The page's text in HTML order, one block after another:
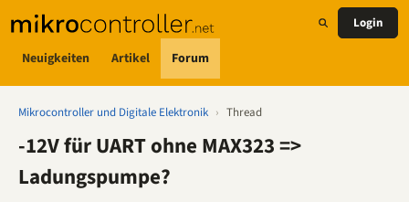
Neuigkeiten Artikel Forum
Login
Mikrocontroller und Digitale Elektronik › Thread
-12V für UART ohne MAX323 =>
Ladungspumpe?